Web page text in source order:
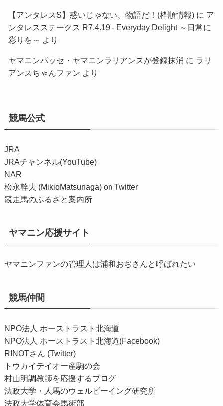
【アンタレスS】惑いじゃない、物語だ！(枠順情報)に ア
ンタレスステークス R7.4.19 - Everyday Delight ～日常に
彩りを～
より
ヤマニンパッセ・ヤマニンラリアンスが登録抹消 に ラリ
アンスちゃんファン より
競馬公式
JRA
JRAチャンネル(YouTube)
NAR
松永幹夫 (MikioMatsunaga) on Twitter
競走馬のふるさと案内所
ヤマニン応援サイト
ヤマニンファンの管理人は浦和おぢさんと呼ばれたい
競馬仲間
NPO法人 ホーストラスト北海道
NPO法人 ホーストラスト北海道(Facebook)
RINOTさん (Twitter)
トウカイテイオー産駒の会
村山明調教師を応援するブログ
法政大学・人馬のウェルビーイング研究所
法政大学体育会馬術部